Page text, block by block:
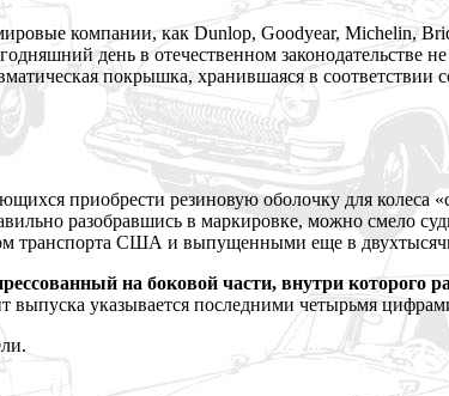
компании, как Dunlop, Goodyear, Michelin,
день в отечественном
покрышка, хранившаяся в
приобрести резиновую оболочку для
разобравшись в маркировке, можно смело
транспорта США и выпущенными еще в
на боковой части, внутри которого
выпуска указывается последними четырьмя